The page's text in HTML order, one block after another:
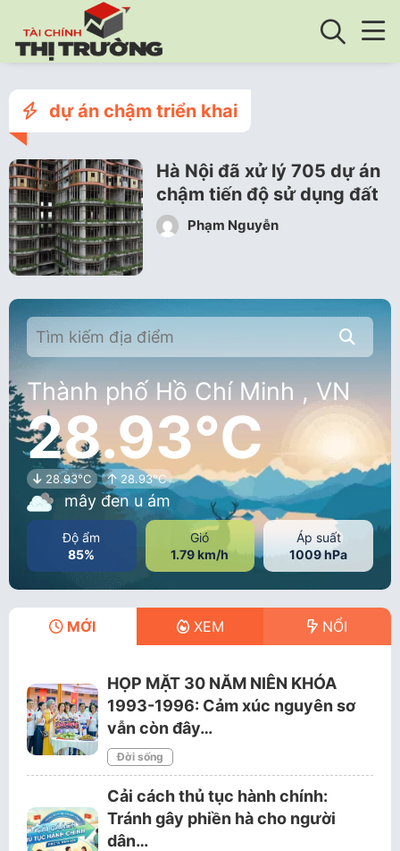
dự án chậm triển khai
Hà Nội đã xử lý 705 dự án
chậm tiến độ sử dụng đất
Phạm Nguyễn
Thành phố Hồ Chí Minh , VN
28.93°C
28.93°C 28.93°C
mây đen u ám
Độ ẩm
85%
Gió
1.79 km/h
Áp suất
1009 hPa
MỚI XEM NỔI
HỌP MẶT 30 NĂM NIÊN KHÓA
1993-1996: Cảm xúc nguyên sơ
vẫn còn đây…
Đời sống
Cải cách thủ tục hành chính:
Tránh gây phiền hà cho người
dân…